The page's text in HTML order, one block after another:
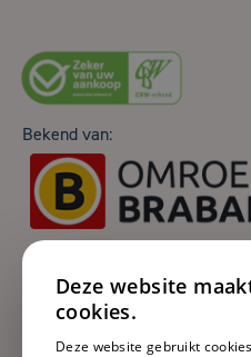
Bekend van:
Deze website
cookies.
Deze website gebruikt